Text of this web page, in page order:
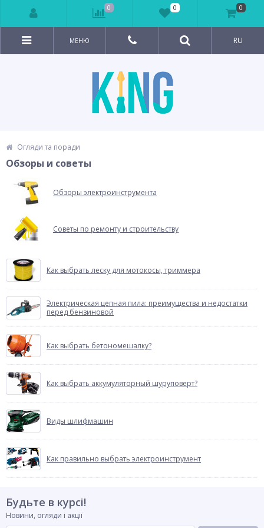
МЕНЮ RU
Огляди та поради
Обзоры и советы
Обзоры электроинструмента
Советы по ремонту и строительству
Как выбрать леску для мотокосы, триммера
Электрическая цепная пила: преимущества и недостатки
перед бензиновой
Как выбрать бетономешалку?
Как выбрать аккумуляторный шуруповерт?
Виды шлифмашин
Как правильно выбрать электроинструмент
Будьте в курсі!
Новини, огляди і акції
0 0 0